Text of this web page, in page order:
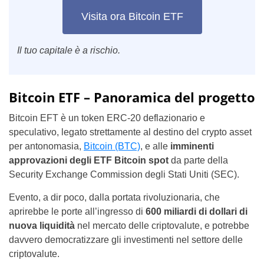
Visita ora Bitcoin ETF
Il tuo capitale è a rischio.
Bitcoin ETF – Panoramica del progetto
Bitcoin EFT è un token ERC-20 deflazionario e
speculativo, legato strettamente al destino del crypto asset
per antonomasia, Bitcoin (BTC), e alle imminenti
approvazioni degli ETF Bitcoin spot da parte della
Security Exchange Commission degli Stati Uniti (SEC).
Evento, a dir poco, dalla portata rivoluzionaria, che
aprirebbe le porte all’ingresso di 600 miliardi di dollari di
nuova liquidità nel mercato delle criptovalute, e potrebbe
davvero democratizzare gli investimenti nel settore delle
criptovalute.